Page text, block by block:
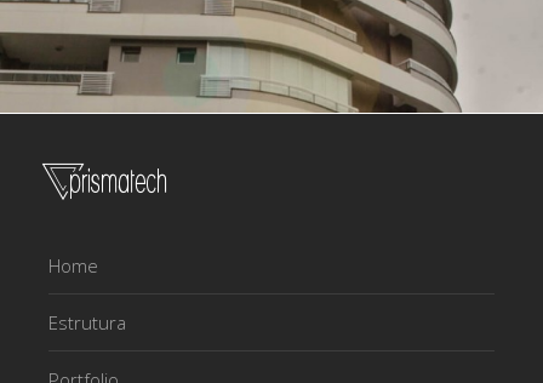
Home
Estrutura